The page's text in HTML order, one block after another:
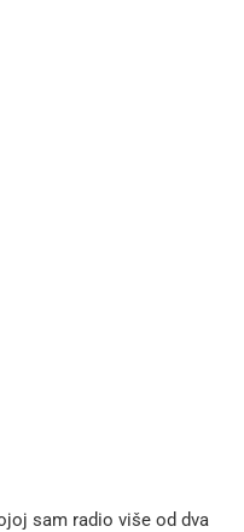
sam radio više od dva